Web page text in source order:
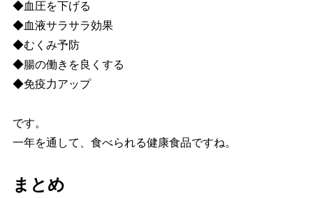
◆血圧を下げる
◆血液サラサラ効果
◆むくみ予防
◆腸の働きを良くする
◆免疫力アップ
です。
一年を通して、食べられる健康食品ですね。
まとめ